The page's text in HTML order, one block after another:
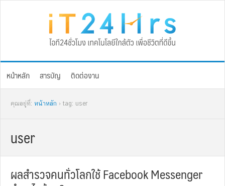
หน้าหลัก สารบัญ ติดต่องาน
คุณอยู่ที่: หน้าหลัก › tag: user
user
ผลสำรวจคนทั่วโลกใช้ Facebook Messenger